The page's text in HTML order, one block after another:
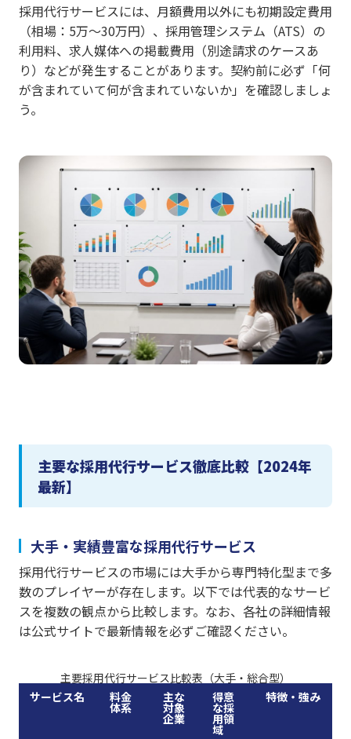
採用代行サービスには、月額費用以外にも初期設定費用
（相場：5万〜30万円）、採用管理システム（ATS）の
利用料、求人媒体への掲載費用（別途請求のケースあ
り）などが発生することがあります。契約前に必ず「何
が含まれていて何が含まれていないか」を確認しましょ
う。
主要な採用代行サービス徹底比較【2024年
最新】
大手・実績豊富な採用代行サービス
採用代行サービスの市場には大手から専門特化型まで多
数のプレイヤーが存在します。以下では代表的なサービ
スを複数の観点から比較します。なお、各社の詳細情報
は公式サイトで最新情報を必ずご確認ください。
主要採用代行サービス比較表（大手・総合型）
サービス名
料金
体系
主な
対象
企業
得意
な採
用領
域
特徴・強み